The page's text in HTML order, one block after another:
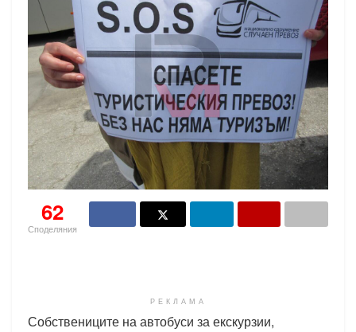
62
Споделяния
РЕКЛАМА
Собствениците на автобуси за екскурзии,